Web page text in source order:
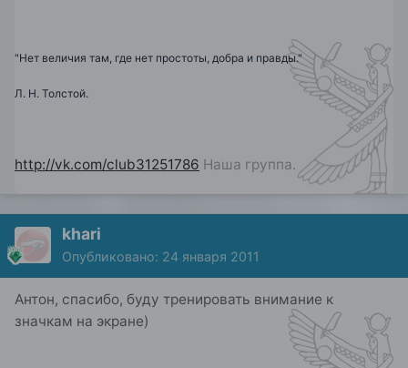
"Нет величия там, где нет простоты, добра и правды."
Л. Н. Толстой.
http://vk.com/club31251786 Наша группа.
khari
Опубликовано: 24 января 2011
Антон, спасибо, буду тренировать внимание к
значкам на экране)